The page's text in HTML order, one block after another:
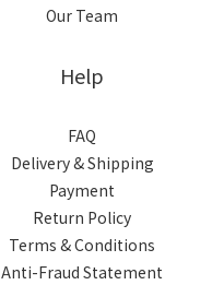
Our Team
Help
FAQ
Delivery & Shipping
Payment
Return Policy
Terms & Conditions
Anti-Fraud Statement